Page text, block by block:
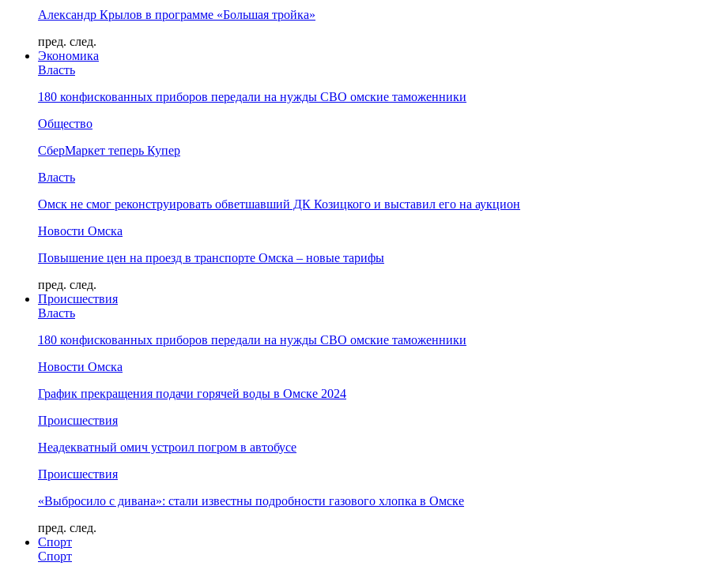
Александр Крылов в программе «Большая тройка»
пред. след.
Экономика
Власть
180 конфискованных приборов передали на нужды СВО омские таможенники
Общество
СберМаркет теперь Купер
Власть
Омск не смог реконструировать обветшавший ДК Козицкого и выставил его на аукцион
Новости Омска
Повышение цен на проезд в транспорте Омска – новые тарифы
пред. след.
Происшествия
Власть
180 конфискованных приборов передали на нужды СВО омские таможенники
Новости Омска
График прекращения подачи горячей воды в Омске 2024
Происшествия
Неадекватный омич устроил погром в автобусе
Происшествия
«Выбросило с дивана»: стали известны подробности газового хлопка в Омске
пред. след.
Спорт
Спорт